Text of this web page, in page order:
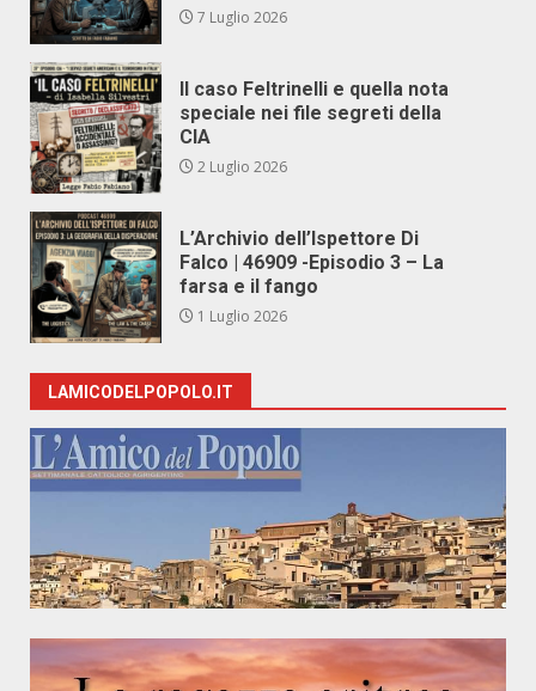
7 Luglio 2026
Il caso Feltrinelli e quella nota
speciale nei file segreti della
CIA
2 Luglio 2026
L’Archivio dell’Ispettore Di
Falco | 46909 -Episodio 3 – La
farsa e il fango
1 Luglio 2026
LAMICODELPOPOLO.IT